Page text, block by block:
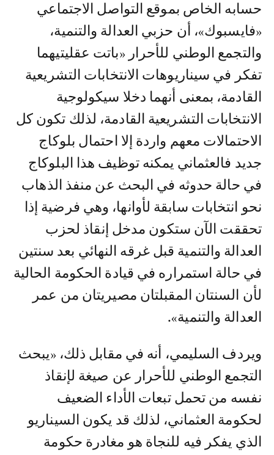
حسابه الخاص بموقع التواصل الاجتماعي
«فايسبوك»، أن حزبي العدالة والتنمية،
والتجمع الوطني للأحرار «باتت عقليتيهما
تفكر في سيناريوهات الانتخابات التشريعية
القادمة، بمعنى أنهما دخلا سيكولوجية
الانتخابات التشريعية القادمة، لذلك تكون كل
الاحتمالات معهم واردة إلا احتمال بلوكاج
جديد فالعثماني يمكنه توظيف هذا البلوكاج
في حالة حدوثه في البحث عن منفذ الذهاب
نحو انتخابات سابقة لأوانها، وهي فرضية إذا
تحققت الآن ستكون مدخل إنقاذ لحزب
العدالة والتنمية قبل غرقه النهائي بعد سنتين
في حالة استمراره في قيادة الحكومة الحالية
لأن السنتان المقبلتان مصيريتان من عمر
العدالة والتنمية».
ويردف السليمي، أنه في مقابل ذلك، «يبحث
التجمع الوطني للأحرار عن صيغة لإنقاذ
نفسه من تحمل تبعات الأداء الضعيف
لحكومة العثماني، لذلك قد يكون السيناريو
الذي يفكر فيه للنجاة هو مغادرة حكومة